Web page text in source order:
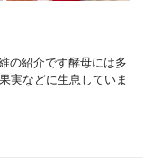
の紹介です酵母には多
実などに生息していま